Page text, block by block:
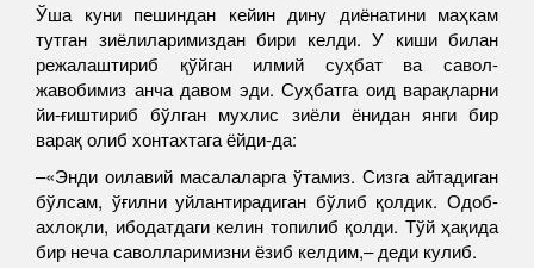
Ўша куни пешиндан кейин дину диёнатини маҳкам
тутган зиёлиларимиздан бири келди. У киши билан
режалаштириб қўйган илмий суҳбат ва савол-
жавобимиз анча давом эди. Суҳбатга оид варақларни
йи-ғиштириб бўлган мухлис зиёли ёнидан янги бир
варақ олиб хонтахтага ёйди-да:
–«Энди оилавий масалаларга ўтамиз. Сизга айтадиган
бўлсам, ўғилни уйлантирадиган бўлиб қолдик. Одоб-
ахлоқли, ибодатдаги келин топилиб қолди. Тўй ҳақида
бир неча саволларимизни ёзиб келдим,– деди кулиб.